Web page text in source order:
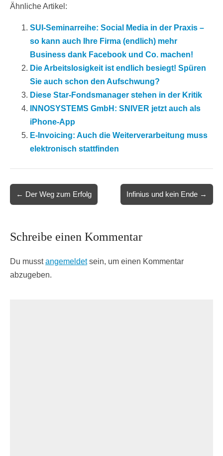
Ähnliche Artikel:
SUI-Seminarreihe: Social Media in der Praxis –
so kann auch Ihre Firma (endlich) mehr
Business dank Facebook und Co. machen!
Die Arbeitslosigkeit ist endlich besiegt! Spüren
Sie auch schon den Aufschwung?
Diese Star-Fondsmanager stehen in der Kritik
INNOSYSTEMS GmbH: SNIVER jetzt auch als
iPhone-App
E-Invoicing: Auch die Weiterverarbeitung muss
elektronisch stattfinden
navigation
← Der Weg zum Erfolg Infinius und kein Ende →
Schreibe einen Kommentar
Du musstangemeldetsein, um einen Kommentar
abzugeben.